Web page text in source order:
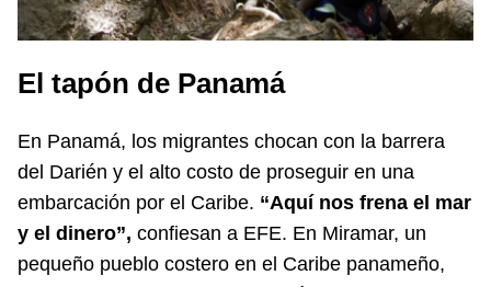
El tapón de Panamá
En Panamá, los migrantes chocan con la barrera
del Darién y el alto costo de proseguir en una
embarcación por el Caribe. “Aquí nos frena el mar
y el dinero”, confiesan a EFE. En Miramar, un
pequeño pueblo costero en el Caribe panameño,